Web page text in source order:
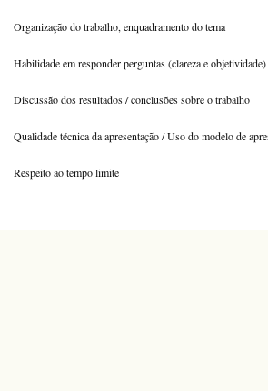
Organização do trabalho, enquadramento do tema
Habilidade em responder perguntas (clareza e objetividade)
Discussão dos resultados / conclusões sobre o trabalho
Qualidade técnica da apresentação / Uso do modelo de
Respeito ao tempo limite